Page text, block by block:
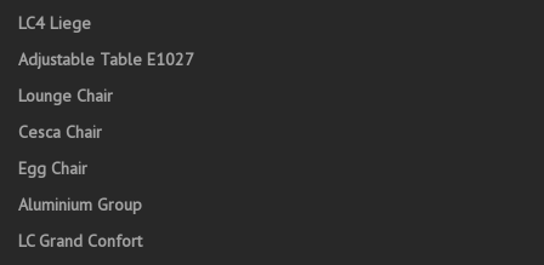
LC4 Liege
Adjustable Table E1027
Lounge Chair
Cesca Chair
Egg Chair
Aluminium Group
LC Grand Confort